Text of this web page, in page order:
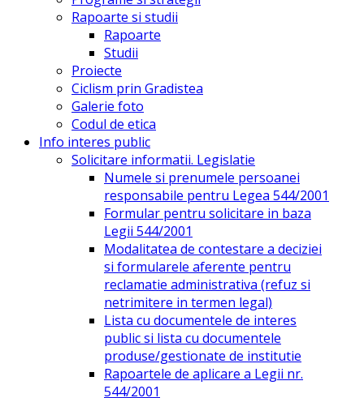
Rapoarte si studii
Rapoarte
Studii
Proiecte
Ciclism prin Gradistea
Galerie foto
Codul de etica
Info interes public
Solicitare informatii. Legislatie
Numele si prenumele persoanei
responsabile pentru Legea 544/2001
Formular pentru solicitare in baza
Legii 544/2001
Modalitatea de contestare a deciziei
si formularele aferente pentru
reclamatie administrativa (refuz si
netrimitere in termen legal)
Lista cu documentele de interes
public si lista cu documentele
produse/gestionate de institutie
Rapoartele de aplicare a Legii nr.
544/2001